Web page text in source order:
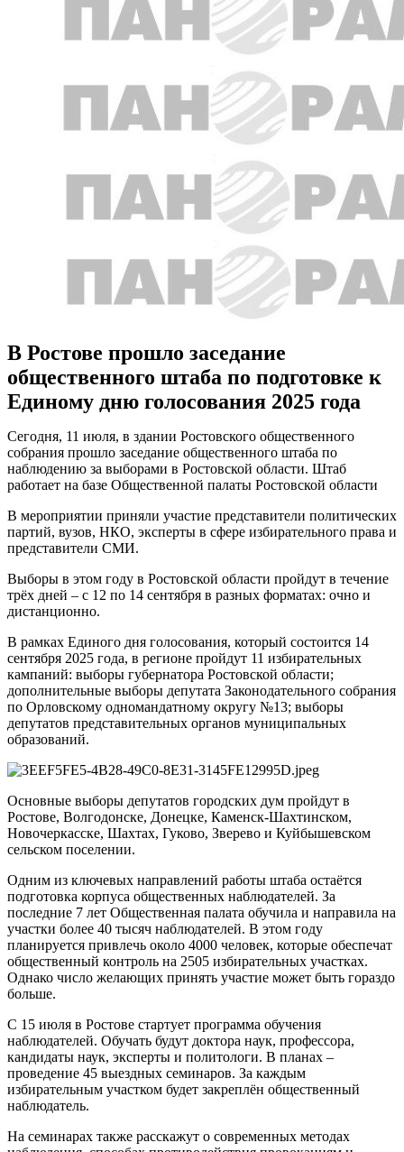
В Ростове прошло заседание
общественного штаба по подготовке к
Единому дню голосования 2025 года
Сегодня, 11 июля, в здании Ростовского общественного
собрания прошло заседание общественного штаба по
наблюдению за выборами в Ростовской области. Штаб
работает на базе Общественной палаты Ростовской области
В мероприятии приняли участие представители политических
партий, вузов, НКО, эксперты в сфере избирательного права и
представители СМИ.
Выборы в этом году в Ростовской области пройдут в течение
трёх дней – с 12 по 14 сентября в разных форматах: очно и
дистанционно.
В рамках Единого дня голосования, который состоится 14
сентября 2025 года, в регионе пройдут 11 избирательных
кампаний: выборы губернатора Ростовской области;
дополнительные выборы депутата Законодательного собрания
по Орловскому одномандатному округу №13; выборы
депутатов представительных органов муниципальных
образований.
Основные выборы депутатов городских дум пройдут в
Ростове, Волгодонске, Донецке, Каменск-Шахтинском,
Новочеркасске, Шахтах, Гуково, Зверево и Куйбышевском
сельском поселении.
Одним из ключевых направлений работы штаба остаётся
подготовка корпуса общественных наблюдателей. За
последние 7 лет Общественная палата обучила и направила на
участки более 40 тысяч наблюдателей. В этом году
планируется привлечь около 4000 человек, которые обеспечат
общественный контроль на 2505 избирательных участках.
Однако число желающих принять участие может быть гораздо
больше.
С 15 июля в Ростове стартует программа обучения
наблюдателей. Обучать будут доктора наук, профессора,
кандидаты наук, эксперты и политологи. В планах –
проведение 45 выездных семинаров. За каждым
избирательным участком будет закреплён общественный
наблюдатель.
На семинарах также расскажут о современных методах